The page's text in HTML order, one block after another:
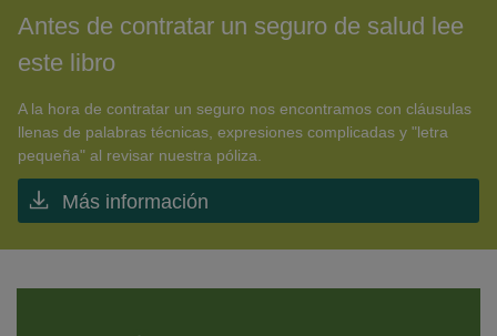
Antes de contratar un seguro de salud lee
este libro
A la hora de contratar un seguro nos encontramos con cláusulas
llenas de palabras técnicas, expresiones complicadas y "letra
pequeña" al revisar nuestra póliza.
Más información